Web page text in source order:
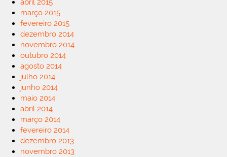
abril 2015
março 2015
fevereiro 2015
dezembro 2014
novembro 2014
outubro 2014
agosto 2014
julho 2014
junho 2014
maio 2014
abril 2014
março 2014
fevereiro 2014
dezembro 2013
novembro 2013